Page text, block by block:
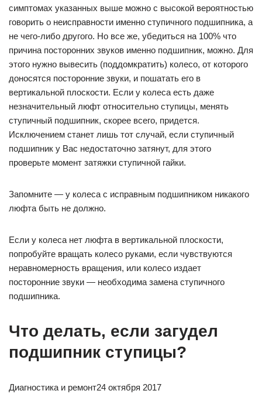
симптомах указанных выше можно с высокой вероятностью
говорить о неисправности именно ступичного подшипника, а
не чего-либо другого. Но все же, убедиться на 100% что
причина посторонних звуков именно подшипник, можно. Для
этого нужно вывесить (поддомкратить) колесо, от которого
доносятся посторонние звуки, и пошатать его в
вертикальной плоскости. Если у колеса есть даже
незначительный люфт относительно ступицы, менять
ступичный подшипник, скорее всего, придется.
Исключением станет лишь тот случай, если ступичный
подшипник у Вас недостаточно затянут, для этого
проверьте момент затяжки ступичной гайки.
Запомните — у колеса с исправным подшипником никакого
люфта быть не должно.
Если у колеса нет люфта в вертикальной плоскости,
попробуйте вращать колесо руками, если чувствуются
неравномерность вращения, или колесо издает
посторонние звуки — необходима замена ступичного
подшипника.
Что делать, если загудел
подшипник ступицы?
Диагностика и ремонт24 октября 2017